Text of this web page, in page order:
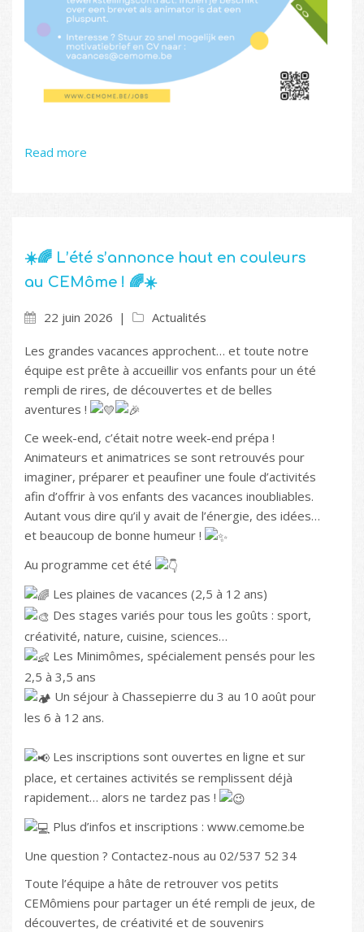
Read more
☀️🌈 L’été s’annonce haut en couleurs
au CEMôme ! 🌈☀️
22 juin 2026 Actualités
Les grandes vacances approchent… et toute notre
équipe est prête à accueillir vos enfants pour un été
rempli de rires, de découvertes et de belles
aventures !
Ce week-end, c’était notre week-end prépa !
Animateurs et animatrices se sont retrouvés pour
imaginer, préparer et peaufiner une foule d’activités
afin d’offrir à vos enfants des vacances inoubliables.
Autant vous dire qu’il y avait de l’énergie, des idées…
et beaucoup de bonne humeur !
Au programme cet été
Les plaines de vacances (2,5 à 12 ans)
Des stages variés pour tous les goûts : sport,
créativité, nature, cuisine, sciences…
Les Minimômes, spécialement pensés pour les
2,5 à 3,5 ans
Un séjour à Chassepierre du 3 au 10 août pour
les 6 à 12 ans.
Les inscriptions sont ouvertes en ligne et sur
place, et certaines activités se remplissent déjà
rapidement… alors ne tardez pas !
Plus d’infos et inscriptions : www.cemome.be
Une question ? Contactez-nous au 02/537 52 34
Toute l’équipe a hâte de retrouver vos petits
CEMômiens pour partager un été rempli de jeux, de
découvertes, de créativité et de souvenirs